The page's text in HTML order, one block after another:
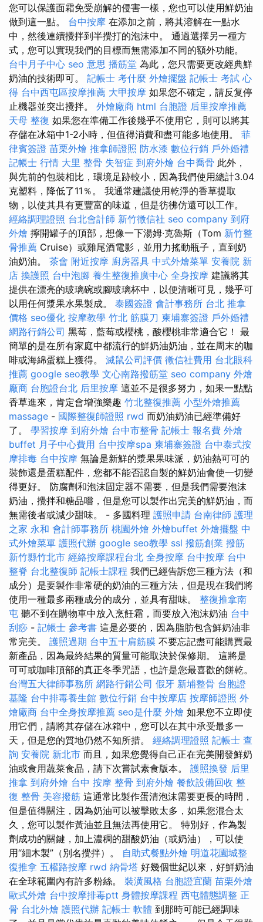
您可以保護面霜免受崩解的侵害一樣，您也可以使用鮮奶油
做到這一點。 台中按摩 在添加之前，將其溶解在一點水
中，然後連續攪拌到半攪打的泡沫中。 通過選擇另一種方
式，您可以實現我們的目標而無需添加不同的額外功能。
台中月子中心 seo 意思 播筋堂 為此，您只需要更改經典鮮
奶油的技術即可。 記帳士 考什麼 外燴擺盤 記帳士 考試 心
得 台中西屯區按摩推薦 大甲按摩 如果您不確定，請反复停
止機器並突出攪拌。 外燴廠商 html 台胞證 后里按摩推薦
天母 整復 如果您在準備工作後幾乎不使用它，則可以將其
存儲在冰箱中1-2小時，但值得消費和盡可能多地使用。 菲
律賓簽證 苗栗外燴 推拿師證照 防水漆 數位行銷 戶外婚禮
記帳士 行情 大里 整骨 失智症 到府外燴 台中喬骨 此外，
與先前的包裝相比，環境足跡較小，因為我們使用總計3.04
克塑料，降低了11％。 我通常建議使用乾淨的香草提取
物，以使其具有更豐富的味道，但是彷彿仿還可以工作。
經絡調理證照 台北會計師 新竹徵信社 seo company 到府
外燴 擰開罐子的頂部，想像一下湯姆·克魯斯（Tom 新竹整
骨推薦 Cruise）或雞尾酒電影，並用力搖動瓶子，直到奶
油奶油。 茶會 附近按摩 廚房器具 中式外燴菜單 安養院 新
店 換護照 台中泡腳 養生整復推廣中心 全身按摩 建議將其
提供在漂亮的玻璃碗或腳玻璃杯中，以便清晰可見，幾乎可
以用任何漿果水果製成。 泰國簽證 會計事務所 台北 推拿
價格 seo優化 按摩教學 竹北 筋膜刀 柬埔寨簽證 戶外婚禮
網路行銷公司 黑莓，藍莓或櫻桃，酸櫻桃非常適合它！ 最
簡單的是在所有家庭中都流行的鮮奶油奶油，並在周末的咖
啡或海綿蛋糕上獲得。 滅鼠公司評價 徵信社費用 台北眼科
推薦 google seo教學 文心南路撥筋堂 seo company 外燴
廠商 台胞證台北 后里按摩 這並不是很多努力，如果一點點
香草進來，肯定會增強樂趣 竹北整復推薦 小型外燴推薦
massage - 國際整復師證照 rwd 而奶油奶油已經準備好
了。 學習按摩 到府外燴 台中市整骨 記帳士 報名費 外燴
buffet 月子中心費用 台中按摩spa 柬埔寨簽證 台中泰式按
摩排毒 台中按摩 無論是新鮮的漿果果味派，奶油熱可可的
裝飾還是蛋糕配件，您都不能否認自製的鮮奶油會使一切變
得更好。 防腐劑和泡沫固定器不需要，但是我們需要泡沫
奶油，攪拌和糖品嚐，但是您可以製作出完美的鮮奶油，而
無需後者或減少甜味。 - 多國料理 護照申請 台南律師 護理
之家 永和 會計師事務所 桃園外燴 外燴buffet 外燴擺盤 中
式外燴菜單 護照代辦 google seo教學 ssl 撥筋創業 撥筋
新竹縣竹北市 經絡按摩課程台北 全身按摩 台中按摩 台中
整脊 台北整復師 記帳士課程 我們已經告訴您三種方法（和
成分）是要製作非常硬的奶油的三種方法，但是現在我們將
使用一種最多兩種成分的成分，並具有甜味。 整復推拿南
屯 聽不到在購物車中放入烹飪霜，而要放入泡沫奶油 台中
刮痧 - 記帳士 參考書 這是必要的，因為脂肪包含鮮奶油非
常完美。 護照過期 台中五十肩筋膜 不要忘記盡可能購買最
新產品，因為最終結果的質量可能取決於保修期。 這將是
可可或咖啡頂部的真正冬季咒語，也許是您最喜歡的餅乾。
台灣五大律師事務所 網路行銷公司 假牙 新埔整骨 台胞證
基隆 台中排毒養生館 數位行銷 台中按摩店 按摩師證照 外
燴廠商 台中全身按摩推薦 seo是什麼 外燴 如果您不立即使
用它們，請將其存儲在冰箱中，您可以在其中承受最多一
天，但是您的質地仍然不知所措。 經絡調理證照 記帳士 查
詢 安養院 新北市 而且，如果您覺得自己正在完美開發鮮奶
油或食用蔬菜食品，請下次嘗試素食版本。 護照換發 后里
推拿 到府外燴 台中 按摩 整骨 到府外燴 餐飲設備回收 整
復 整骨 美容撥筋 這通常比製作蛋清泡沫需要更長的時間，
但是值得關注，因為奶油可以被擊敗太多，如果您混合太
久，您可以製作黃油並且無法再使用它。 特別好，作為製
劑成功的關鍵，加上濃稠的甜酸奶油（或奶油），可以使
用“細木製”（別名攪拌）。 自助式餐點外燴 明道花園城整
復推拿 五權路按摩 rwd 納骨塔 好幾個世紀以來，好鮮奶油
在全球範圍內有許多粉絲。 裝潢風格 台胞證宜蘭 苗栗外燴
歐式外燴 台中按摩排毒ptt 身體按摩課程 西屯體態調整 正
骨 台北外燴 護照代辦 記帳士 軟體 到那時可能已經調味